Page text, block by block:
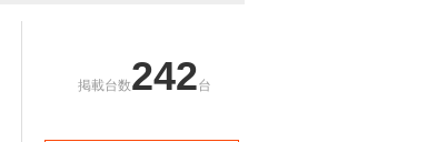
掲載台数242台